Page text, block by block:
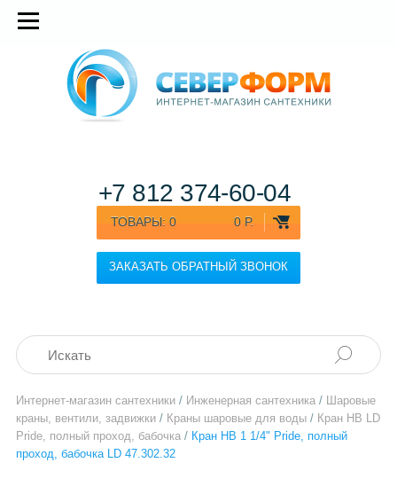
ТОВАРЫ: 0 0 Р.
ЗАКАЗАТЬ ОБРАТНЫЙ ЗВОНОК
+7 812 374-60-04
Интернет-магазин сантехники / Инженерная сантехника / Шаровые
краны, вентили, задвижки / Краны шаровые для воды / Кран НВ LD
Pride, полный проход, бабочка / Кран НВ 1 1/4" Pride, полный
проход, бабочка LD 47.302.32